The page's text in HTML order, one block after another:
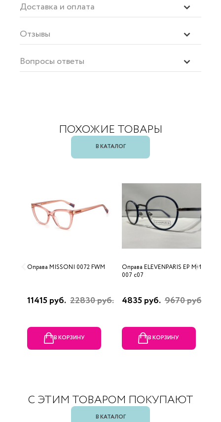
Доставка и оплата
Отзывы
Вопросы ответы
ПОХОЖИЕ ТОВАРЫ
В КАТАЛОГ
Оправа MISSONI 0072 FWM
11415 руб. 22830 руб.
В КОРЗИНУ
Оправа ELEVENPARIS EP MM
007 c07
4835 руб. 9670 руб.
В КОРЗИНУ
С ЭТИМ ТОВАРОМ ПОКУПАЮТ
В КАТАЛОГ